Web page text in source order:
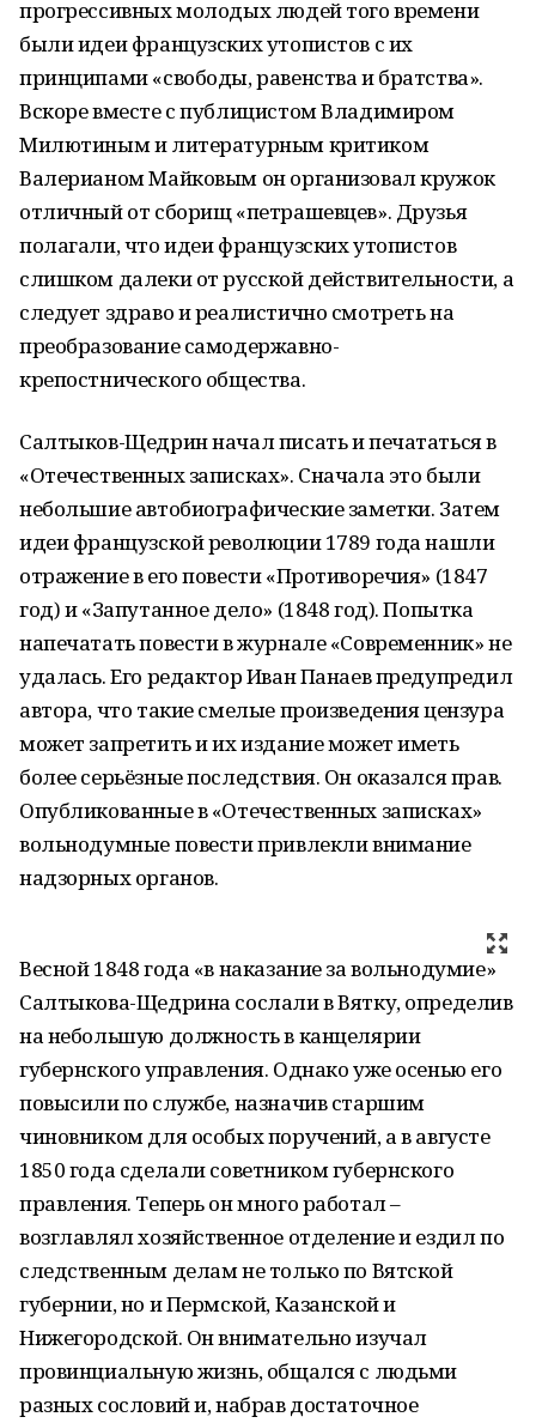
прогрессивных молодых людей того времени
были идеи французских утопистов с их
принципами «свободы, равенства и братства».
Вскоре вместе с публицистом Владимиром
Милютиным и литературным критиком
Валерианом Майковым он организовал кружок
отличный от сборищ «петрашевцев». Друзья
полагали, что идеи французских утопистов
слишком далеки от русской действительности, а
следует здраво и реалистично смотреть на
преобразование самодержавно-
крепостнического общества.
Салтыков-Щедрин начал писать и печататься в
«Отечественных записках». Сначала это были
небольшие автобиографические заметки. Затем
идеи французской революции 1789 года нашли
отражение в его повести «Противоречия» (1847
год) и «Запутанное дело» (1848 год). Попытка
напечатать повести в журнале «Современник» не
удалась. Его редактор Иван Панаев предупредил
автора, что такие смелые произведения цензура
может запретить и их издание может иметь
более серьёзные последствия. Он оказался прав.
Опубликованные в «Отечественных записках»
вольнодумные повести привлекли внимание
надзорных органов.
Весной 1848 года «в наказание за вольнодумие»
Салтыкова-Щедрина сослали в Вятку, определив
на небольшую должность в канцелярии
губернского управления. Однако уже осенью его
повысили по службе, назначив старшим
чиновником для особых поручений, а в августе
1850 года сделали советником губернского
правления. Теперь он много работал –
возглавлял хозяйственное отделение и ездил по
следственным делам не только по Вятской
губернии, но и Пермской, Казанской и
Нижегородской. Он внимательно изучал
провинциальную жизнь, общался с людьми
разных сословий и, набрав достаточное